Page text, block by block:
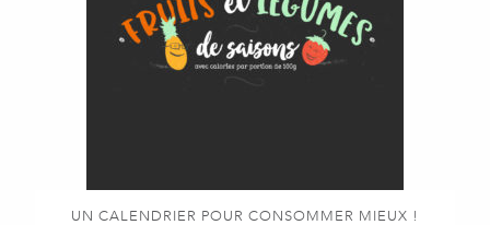
UN CALENDRIER POUR CONSOMMER MIEUX !